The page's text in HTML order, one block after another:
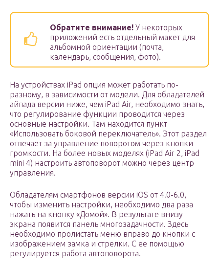
Обратите внимание! У некоторых
приложений есть отдельный макет для
альбомной ориентации (почта,
календарь, сообщения, фото).
На устройствах iPad опция может работать по-
разному, в зависимости от модели. Для обладателей
айпада версии ниже, чем iPad Air, необходимо знать,
что регулирование функции проводится через
основные настройки. Там находится пункт
«Использовать боковой переключатель». Этот раздел
отвечает за управление поворотом через кнопки
громкости. На более новых моделях (iPad Air 2, iPad
mini 4) настроить автоповорот можно через центр
управления.
Обладателям смартфонов версии iOS от 4.0-6.0,
чтобы изменить настройки, необходимо два раза
нажать на кнопку «Домой». В результате внизу
экрана появится панель многозадачности. Здесь
необходимо пролистать меню вправо до кнопки с
изображением замка и стрелки. С ее помощью
регулируется работа автоповорота.